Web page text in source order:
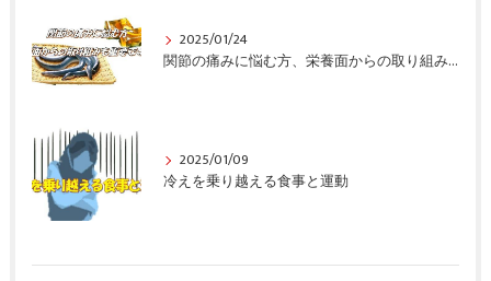
2025/01/24
関節の痛みに悩む方、栄養面からの取り組みも重要ですよ！
2025/01/09
冷えを乗り越える食事と運動